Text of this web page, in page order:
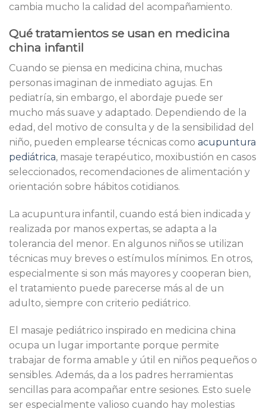
cambia mucho la calidad del acompañamiento.
Qué tratamientos se usan en medicina
china infantil
Cuando se piensa en medicina china, muchas
personas imaginan de inmediato agujas. En
pediatría, sin embargo, el abordaje puede ser
mucho más suave y adaptado. Dependiendo de la
edad, del motivo de consulta y de la sensibilidad del
niño, pueden emplearse técnicas como acupuntura
pediátrica, masaje terapéutico, moxibustión en casos
seleccionados, recomendaciones de alimentación y
orientación sobre hábitos cotidianos.
La acupuntura infantil, cuando está bien indicada y
realizada por manos expertas, se adapta a la
tolerancia del menor. En algunos niños se utilizan
técnicas muy breves o estímulos mínimos. En otros,
especialmente si son más mayores y cooperan bien,
el tratamiento puede parecerse más al de un
adulto, siempre con criterio pediátrico.
El masaje pediátrico inspirado en medicina china
ocupa un lugar importante porque permite
trabajar de forma amable y útil en niños pequeños o
sensibles. Además, da a los padres herramientas
sencillas para acompañar entre sesiones. Esto suele
ser especialmente valioso cuando hay molestias